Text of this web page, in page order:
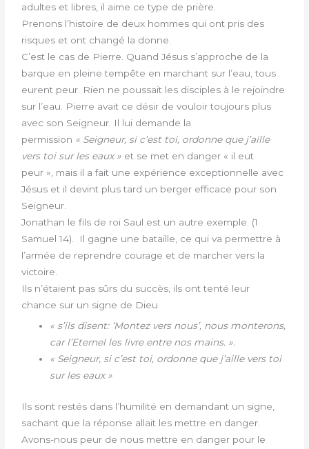
adultes et libres, il aime ce type de prière.
Prenons l’histoire de deux hommes qui ont pris des
risques et ont changé la donne.
C’est le cas de Pierre. Quand Jésus s’approche de la
barque en pleine tempête en marchant sur l’eau, tous
eurent peur. Rien ne poussait les disciples à le rejoindre
sur l’eau. Pierre avait ce désir de vouloir toujours plus
avec son Seigneur. Il lui demande la
permission « Seigneur, si c’est toi, ordonne que j’aille
vers toi sur les eaux » et se met en danger « il eut
peur », mais il a fait une expérience exceptionnelle avec
Jésus et il devint plus tard un berger efficace pour son
Seigneur.
Jonathan le fils de roi Saul est un autre exemple. (1
Samuel 14). Il gagne une bataille, ce qui va permettre à
l’armée de reprendre courage et de marcher vers la
victoire.
Ils n’étaient pas sûrs du succès, ils ont tenté leur
chance sur un signe de Dieu
« s’ils disent: ‘Montez vers nous’, nous monterons,
car l’Eternel les livre entre nos mains. ».
« Seigneur, si c’est toi, ordonne que j’aille vers toi
sur les eaux »
Ils sont restés dans l’humilité en demandant un signe,
sachant que la réponse allait les mettre en danger.
Avons-nous peur de nous mettre en danger pour le